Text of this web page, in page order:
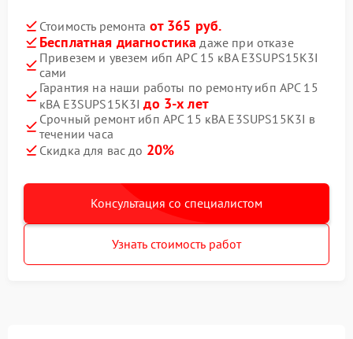
Стоимость ремонта от 365 руб.
Бесплатная диагностика даже при отказе
Привезем и увезем ибп APC 15 кВА E3SUPS15K3I
сами
Гарантия на наши работы по ремонту ибп APC 15
кВА E3SUPS15K3Iдо 3-х лет
Срочный ремонт ибп APC 15 кВА E3SUPS15K3I в
течении часа
Скидка для вас до 20%
Консультация со специалистом
Узнать стоимость работ